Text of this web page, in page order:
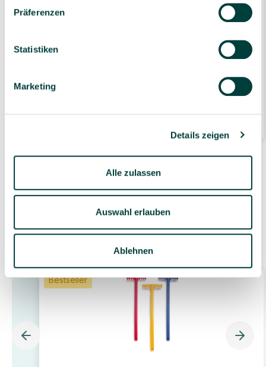
Präferenzen
Statistiken
Marketing
Details zeigen
Alle zulassen
Auswahl erlauben
Ablehnen
Schubkarre mit 2 Rädern, mittelgroß, Farbe
wählbar: Grün, orange oder blau
69,99 €*
Zubehör
Bestseller